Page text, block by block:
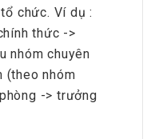
chức. Ví dụ :
thức ->
nhóm chuyên
(theo nhóm
-> trưởng